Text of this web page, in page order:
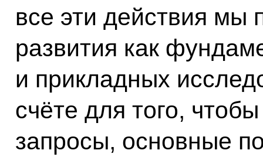
все эти действия мы
развития как
и прикладных
счёте для того,
запросы, основные